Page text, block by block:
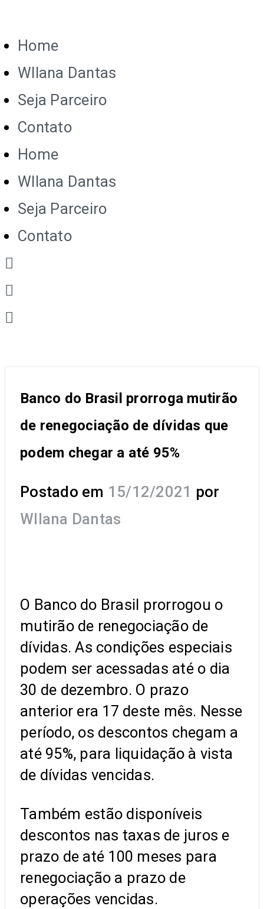
Home
Wllana Dantas
Seja Parceiro
Contato
Home
Wllana Dantas
Seja Parceiro
Contato
Banco do Brasil prorroga mutirão
de renegociação de dívidas que
podem chegar a até 95%
Postado em 15/12/2021 por
Wllana Dantas
O Banco do Brasil prorrogou o
mutirão de renegociação de
dívidas. As condições especiais
podem ser acessadas até o dia
30 de dezembro. O prazo
anterior era 17 deste mês. Nesse
período, os descontos chegam a
até 95%, para liquidação à vista
de dívidas vencidas.
Também estão disponíveis
descontos nas taxas de juros e
prazo de até 100 meses para
renegociação a prazo de
operações vencidas.